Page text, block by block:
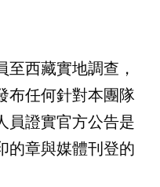
西藏實地調查，
布任何針對本團隊
員證實官方公告是
的章與媒體刊登的